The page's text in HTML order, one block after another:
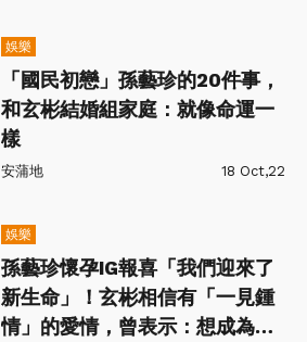
娛樂
「國民初戀」孫藝珍的20件事，
和玄彬結婚組家庭：就像命運一
樣
安蒲地 18 Oct,22
娛樂
孫藝珍懷孕IG報喜「我們迎來了
新生命」！玄彬相信有「一見鍾
情」的愛情，曾表示：想成為讓